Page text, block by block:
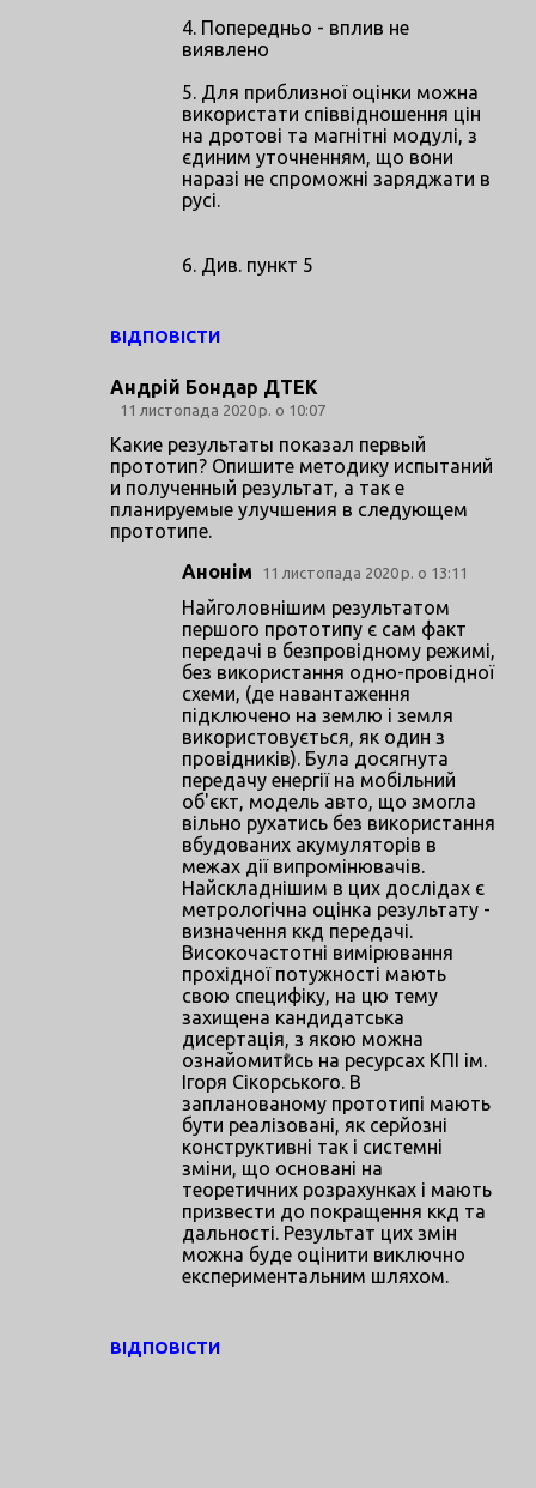
ВІДПОВІСТИ
4. Попередньо - вплив не
виявлено
5. Для приблизної оцінки можна
використати співвідношення цін
на дротові та магнітні модулі, з
єдиним уточненням, що вони
наразі не спроможні заряджати в
русі.
6. Див. пункт 5
Андрій Бондар ДТЕК
11 листопада 2020 р. о 10:07
Какие результаты показал первый
прототип? Опишите методику испытаний
и полученный результат, а так е
планируемые улучшения в следующем
прототипе.
ВІДПОВІСТИ
Анонім 11 листопада 2020 р. о 13:11
Найголовнішим результатом
першого прототипу є сам факт
передачі в безпровідному режимі,
без використання одно-провідної
схеми, (де навантаження
підключено на землю і земля
використовується, як один з
провідників). Була досягнута
передачу енергії на мобільний
об'єкт, модель авто, що змогла
вільно рухатись без використання
вбудованих акумуляторів в
межах дії випромінювачів.
Найскладнішим в цих дослідах є
метрологічна оцінка результату -
визначення ккд передачі.
Високочастотні вимірювання
прохідної потужності мають
свою специфіку, на цю тему
захищена кандидатська
дисертація, з якою можна
ознайомитись на ресурсах КПІ ім.
Ігоря Сікорського. В
запланованому прототипі мають
бути реалізовані, як серйозні
конструктивні так і системні
зміни, що основані на
теоретичних розрахунках і мають
призвести до покращення ккд та
дальності. Результат цих змін
можна буде оцінити виключно
експериментальним шляхом.